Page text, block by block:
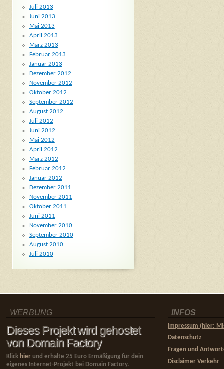
Juli 2013
Juni 2013
Mai 2013
April 2013
März 2013
Februar 2013
Januar 2013
Dezember 2012
November 2012
Oktober 2012
September 2012
August 2012
Juli 2012
Juni 2012
Mai 2012
April 2012
März 2012
Februar 2012
Januar 2012
Dezember 2011
November 2011
Oktober 2011
Juni 2011
November 2010
September 2010
August 2010
Juli 2010
WERBUNG
Dieses Projekt wird gehostet
von Domain Factory
Klick hier und erhalte 25 Euro Ermäßigung für dein
eigenes Internet-Projekt bei Domain Factory.
INFOS
Impressum (hier:
Datenschutz
Fragen und
Disclaimer Verkehr